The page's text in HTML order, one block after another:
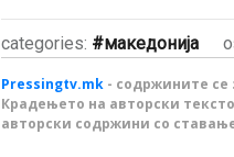
categories: македонија
Pressingtv.mk - содржините
Крадењето на авторски
авторски содржини со